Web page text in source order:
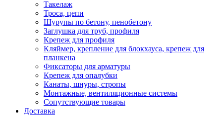
Такелаж
Троса, цепи
Шурупы по бетону, пенобетону
Заглушка для труб, профиля
Крепеж для профиля
Кляймер, крепление для блокхауса, крепеж для
планкена
Фиксаторы для арматуры
Крепеж для опалубки
Канаты, шнуры, стропы
Монтажные, вентиляционные системы
Сопутствующие товары
Доставка